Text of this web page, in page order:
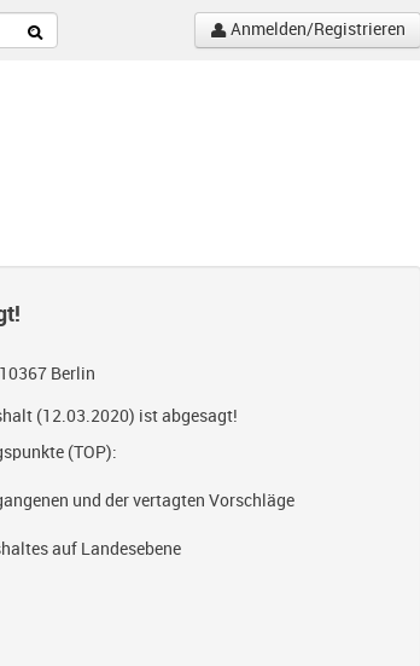
Anmelden/Registrieren
Berlin
(12.03.2020) ist abgesagt!
(TOP):
und der vertagten Vorschläge
auf Landesebene